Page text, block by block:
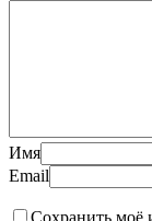
Имя
Email
Сохранить моё